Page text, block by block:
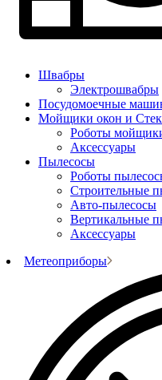
Швабры
Электрошвабры
Посудомоечные
Мойщики окон и
Роботы
Аксессуары
Пылесосы
Роботы
Строительные
Авто-пылесосы
Вертикальные
Аксессуары
Метеоприборы